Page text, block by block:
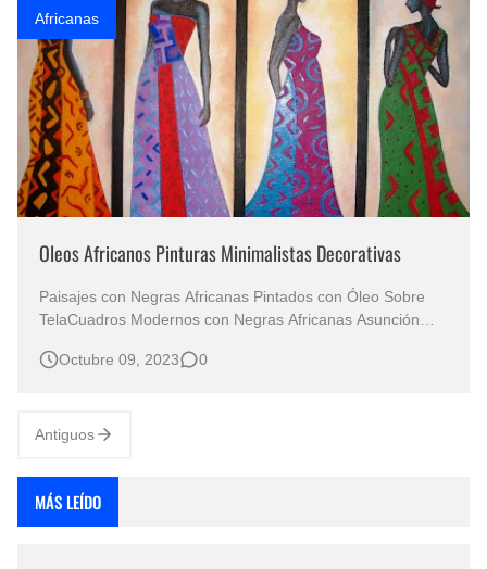
Africanas
Oleos Africanos Pinturas Minimalistas Decorativas
Paisajes con Negras Africanas Pintados con Óleo Sobre
TelaCuadros Modernos con Negras Africanas Asunción
Pintados con Óleo Sobre Lienzo Imágenes de Pinturas
Octubre 09, 2023 0
Antiguos
MÁS LEÍDO